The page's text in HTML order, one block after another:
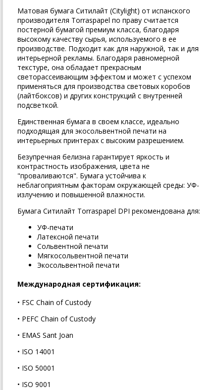
Матовая бумага Ситилайт (Citylight) от испанского
производителя Torraspapel по праву считается
постерной бумагой премиум класса, благодаря
высокому качеству сырья, используемого в ее
производстве. Подходит как для наружной, так и для
интерьерной рекламы. Благодаря равномерной
текстуре, она обладает прекрасным
светорассеивающим эффектом и может с успехом
применяться для производства световых коробов
(лайтбоксов) и других конструкций с внутренней
подсветкой.
Единственная бумага в своем классе, идеально
подходящая для экосольвентной печати на
интерьерных принтерах с высоким разрешением.
Безупречная белизна гарантирует яркость и
контрастность изображения, цвета не
"проваливаются". Бумага устойчива к
неблагоприятным факторам окружающей среды: УФ-
излучению и повышенной влажности.
Бумага Ситилайт Torraspapel DPI рекомендована для:
УФ-печати
Латексной печати
Сольвентной печати
Мягкосольвентной печати
Экосольвентной печати
Международная сертификация:
• FSC Chain of Custody
• PEFC Chain of Custody
• EMAS Sant Joan
• ISO 14001
• ISO 50001
• ISO 9001